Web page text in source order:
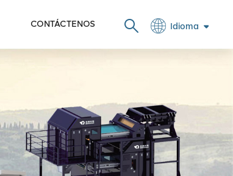
Idioma
CONTÁCTENOS